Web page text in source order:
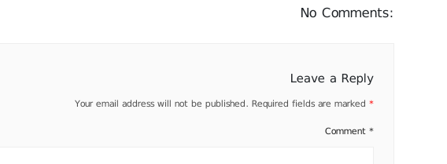
No Comments:
Leave a Reply
Your email address will not be published. Required fields are marked *
Comment *